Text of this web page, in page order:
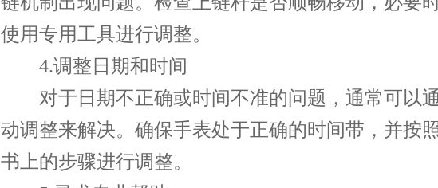
使用专用工具进行调整。
4.调整日期和时间
对于日期不正确或时间不准的问题，通常可以
动调整来解决。确保手表处于正确的时间带，并按
书上的步骤进行调整。